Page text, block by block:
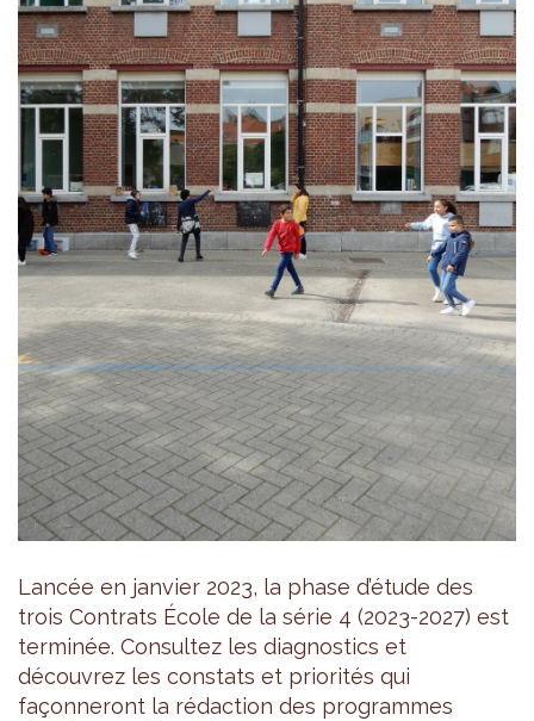
Lancée en janvier 2023, la phase d’étude des
trois Contrats École de la série 4 (2023-2027) est
terminée. Consultez les diagnostics et
découvrez les constats et priorités qui
façonneront la rédaction des programmes